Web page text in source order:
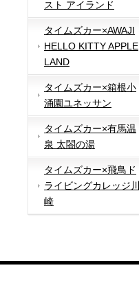
スト アイランド
タイムズカー×AWAJI
HELLO KITTY APPLE
LAND
タイムズカー×箱根小
涌園ユネッサン
タイムズカー×有馬温
泉 太閤の湯
タイムズカー×飛鳥ド
ライビングカレッジ川
崎